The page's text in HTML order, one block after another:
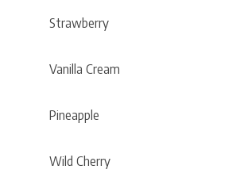
Strawberry
Vanilla Cream
Pineapple
Wild Cherry